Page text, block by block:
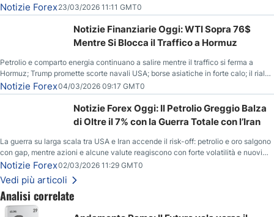
correzione; il petrolio greggio resta stabile.
Notizie Forex23/03/2026 11:11 GMT0
Notizie Finanziarie Oggi: WTI Sopra 76$
Mentre Si Blocca il Traffico a Hormuz
Petrolio e comparto energia continuano a salire mentre il traffico si ferma a
Hormuz; Trump promette scorte navali USA; borse asiatiche in forte calo; il rialzo
del gas naturale mette pressione all’euro.
Notizie Forex04/03/2026 09:17 GMT0
Notizie Forex Oggi: Il Petrolio Greggio Balza
di Oltre il 7% con la Guerra Totale con l’Iran
La guerra su larga scala tra USA e Iran accende il risk-off: petrolio e oro salgono
con gap, mentre azioni e alcune valute reagiscono con forte volatilità e nuovi
livelli da monitorare.
Notizie Forex02/03/2026 11:29 GMT0
Vedi più articoli
Analisi correlate